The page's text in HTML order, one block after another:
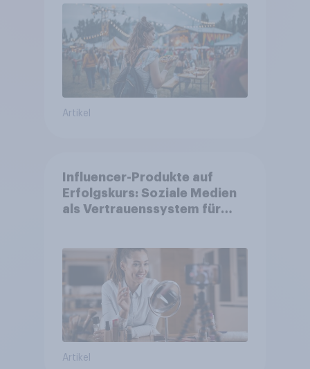
Artikel
Influencer-Produkte auf
Erfolgskurs: Soziale Medien
als Vertrauenssystem für
Artikel